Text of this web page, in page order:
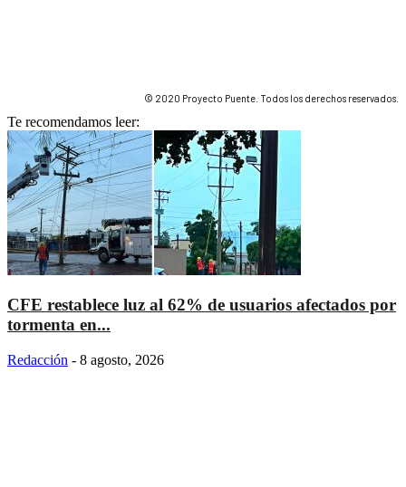
© 2020 Proyecto Puente. Todos los derechos reservados.
Te recomendamos leer:
CFE restablece luz al 62% de usuarios afectados por
tormenta en...
Redacción - 8 agosto, 2026